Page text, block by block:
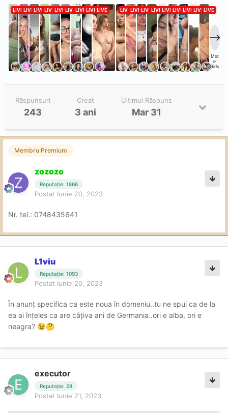
Răspunsuri
243
Creat
3 ani
Ultimul Răspuns
Mar 31
Membru Premium
zozozo
Reputație: 1866
Postat Iunie 20, 2023
Nr. tel.: 0748435641
L1viu
Reputație: 1093
Postat Iunie 20, 2023
În anunț specifica ca este noua în domeniu..tu ne spui ca de la
ea ai înțeles ca are câțiva ani de Germania..ori e alba, ori e
neagra? 😉🤔
executor
Reputație: 28
Postat Iunie 21, 2023